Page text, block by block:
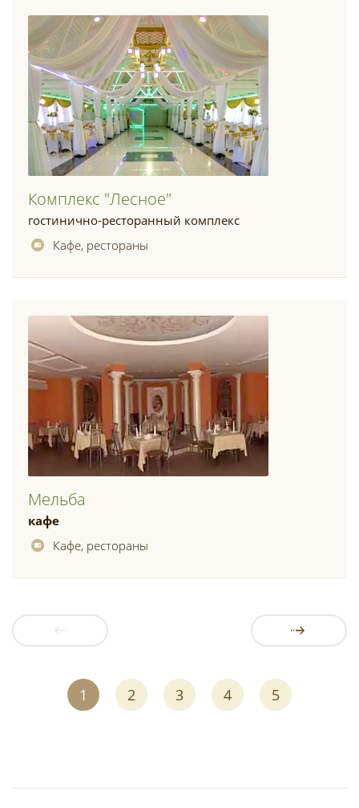
Комплекс "лесное"
гостинично-ресторанный комплекс
Кафе, рестораны
Мельба
кафе
Кафе, рестораны
1 2 3 4 5